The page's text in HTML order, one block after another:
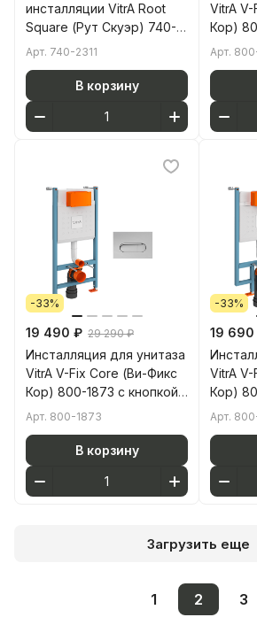
инсталляции VitrA Root
Square (Рут Скуэр) 740-
2311 матовая черная
Арт. 740-2311
В корзину
VitrA
Кор)
Арт.
-33%
19 490 ₽ 29 290 ₽
Инсталляция для унитаза
VitrA V-Fix Core (Ви-Фикс
Кор) 800-1873 с кнопкой
глянцевой хром
Арт. 800-1873
В корзину
-33%
19
VitrA
Кор)
Арт.
Загрузить еще
1 2 3